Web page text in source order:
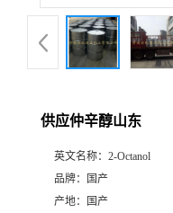
供应仲辛醇山东
英文名称： 2-Octanol
品牌：
国产
产地：
国产